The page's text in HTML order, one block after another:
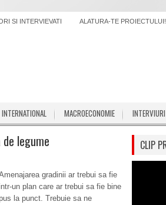
SI INTERVIEVATI ALATURA-TE PROIECTULUI!
INTERNATIONAL MACROECONOMIE INTERVIURI
legume
gradinii ar trebui sa fie
intr-un plan care ar trebui sa fie bine
la punct. Trebuie sa ne
CLIP